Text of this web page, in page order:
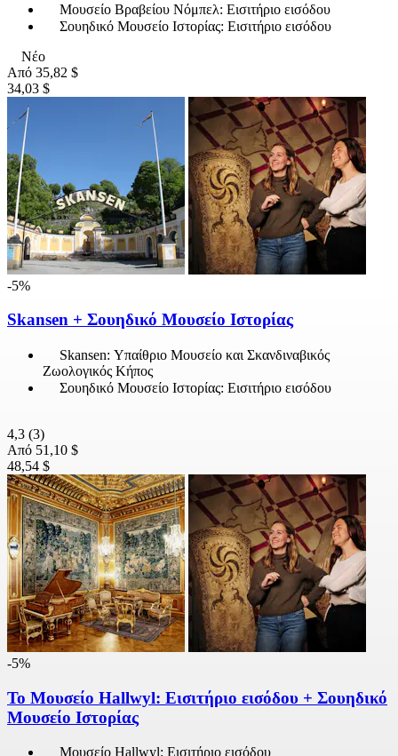
Μουσείο Βραβείου Νόμπελ: Εισιτήριο εισόδου
Σουηδικό Μουσείο Ιστορίας: Εισιτήριο εισόδου
Νέο
Από 35,82 $
34,03 $
-5%
Skansen + Σουηδικό Μουσείο Ιστορίας
Skansen: Υπαίθριο Μουσείο και Σκανδιναβικός
Ζωολογικός Κήπος
Σουηδικό Μουσείο Ιστορίας: Εισιτήριο εισόδου
4,3 (3)
Από 51,10 $
48,54 $
-5%
Το Μουσείο Hallwyl: Εισιτήριο εισόδου + Σουηδικό
Μουσείο Ιστορίας
Μουσείο Hallwyl: Εισιτήριο εισόδου